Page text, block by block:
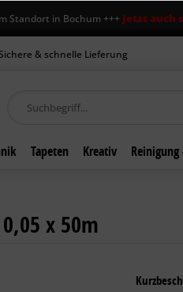
in Bochum +++Jetzt auch
Sichere & schnelle Lieferung
Tapeten Kreativ
x 50m